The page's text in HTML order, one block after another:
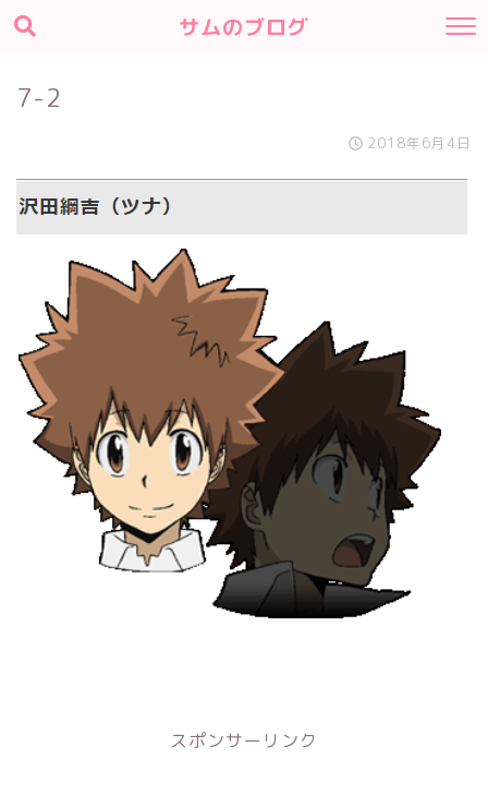
サムのブログ
7-2
2018年6月4日
スポンサーリンク